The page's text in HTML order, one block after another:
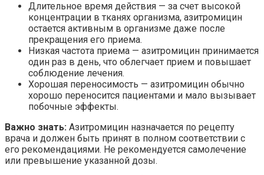
Длительное время действия — за счет высокой
концентрации в тканях организма, азитромицин
остается активным в организме даже после
прекращения его приема.
Низкая частота приема — азитромицин принимается
один раз в день, что облегчает прием и повышает
соблюдение лечения.
Хорошая переносимость — азитромицин обычно
хорошо переносится пациентами и мало вызывает
побочные эффекты.
Важно знать: Азитромицин назначается по рецепту
врача и должен быть принят в полном соответствии с
его рекомендациями. Не рекомендуется самолечение
или превышение указанной дозы.